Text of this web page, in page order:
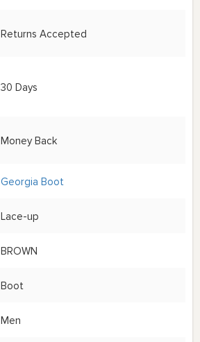
Returns Accepted
30 Days
Money Back
Georgia Boot
Lace-up
BROWN
Boot
Men